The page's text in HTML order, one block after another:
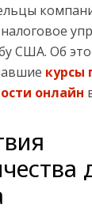
США. Об
курсы
онлайн